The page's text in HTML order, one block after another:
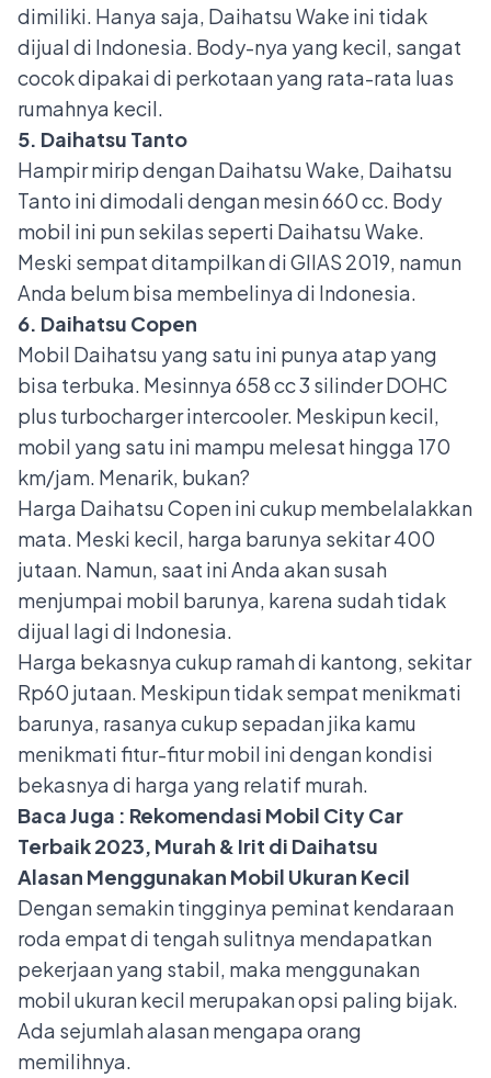
dimiliki. Hanya saja, Daihatsu Wake ini tidak
dijual di Indonesia. Body-nya yang kecil, sangat
cocok dipakai di perkotaan yang rata-rata luas
rumahnya kecil.
5. Daihatsu Tanto
Hampir mirip dengan Daihatsu Wake, Daihatsu
Tanto ini dimodali dengan mesin 660 cc. Body
mobil ini pun sekilas seperti Daihatsu Wake.
Meski sempat ditampilkan di GIIAS 2019, namun
Anda belum bisa membelinya di Indonesia.
6. Daihatsu Copen
Mobil Daihatsu yang satu ini punya atap yang
bisa terbuka. Mesinnya 658 cc 3 silinder DOHC
plus turbocharger intercooler. Meskipun kecil,
mobil yang satu ini mampu melesat hingga 170
km/jam. Menarik, bukan?
Harga Daihatsu Copenini cukup membelalakkan
mata. Meski kecil, harga barunya sekitar 400
jutaan. Namun, saat ini Anda akan susah
menjumpai mobil barunya, karena sudah tidak
dijual lagi di Indonesia.
Harga bekasnya cukup ramah di kantong, sekitar
Rp60 jutaan. Meskipun tidak sempat menikmati
barunya, rasanya cukup sepadan jika kamu
menikmati fitur-fitur mobil ini dengan kondisi
bekasnya di harga yang relatif murah.
Baca Juga : Rekomendasi Mobil City Car
Terbaik 2023, Murah & Irit di Daihatsu
Alasan Menggunakan Mobil Ukuran Kecil
Dengan semakin tingginya peminat kendaraan
roda empat di tengah sulitnya mendapatkan
pekerjaan yang stabil, maka menggunakan
mobil ukuran kecil merupakan opsi paling bijak.
Ada sejumlah alasan mengapa orang
memilihnya.